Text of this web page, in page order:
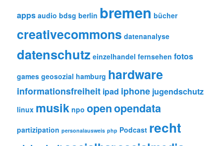
apps audio bdsg berlin bremen bücher
creativecommons datenanalyse
datenschutz einzelhandel fernsehen fotos
games geosozial hamburg hardware
informationsfreiheit ipad iphone jugendschutz
linux musik npo openopendata
partizipation personalausweis php Podcast recht